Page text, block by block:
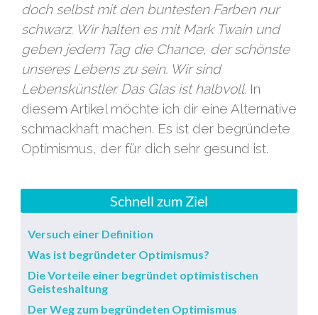
doch selbst mit den buntesten Farben nur
schwarz. Wir halten es mit Mark Twain und
geben jedem Tag die Chance, der schönste
unseres Lebens zu sein. Wir sind
Lebenskünstler. Das Glas ist halbvoll. In
diesem Artikel möchte ich dir eine Alternative
schmackhaft machen. Es ist der begründete
Optimismus, der für dich sehr gesund ist.
Schnell zum Ziel
Versuch einer Definition
Was ist begründeter Optimismus?
Die Vorteile einer begründet optimistischen
Geisteshaltung
Der Weg zum begründeten Optimismus